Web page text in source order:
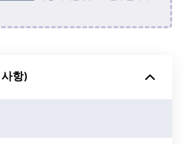
드라이브에서
항)